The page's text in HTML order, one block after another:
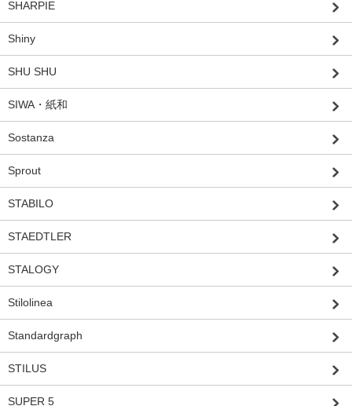
SHARPIE
Shiny
SHU SHU
SIWA・紙和
Sostanza
Sprout
STABILO
STAEDTLER
STALOGY
Stilolinea
Standardgraph
STILUS
SUPER 5